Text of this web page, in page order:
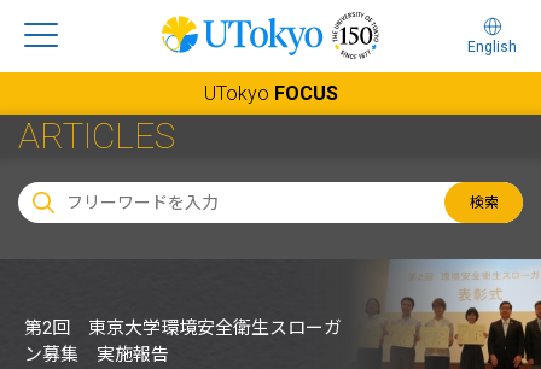
English
UTokyo FOCUS
ARTICLES
検索
第2回 東京大学環境安全衛生スローガ
ン募集 実施報告